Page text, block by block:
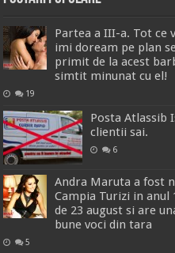
Partea a III-a. Tot ce
imi doream pe plan
primit de la acest
simtit minunat cu el!
19
Posta Atlassib
clientii sai.
6
Andra Maruta a fost
Campia Turizi in anul
de 23 august si are
bune voci din tara
5